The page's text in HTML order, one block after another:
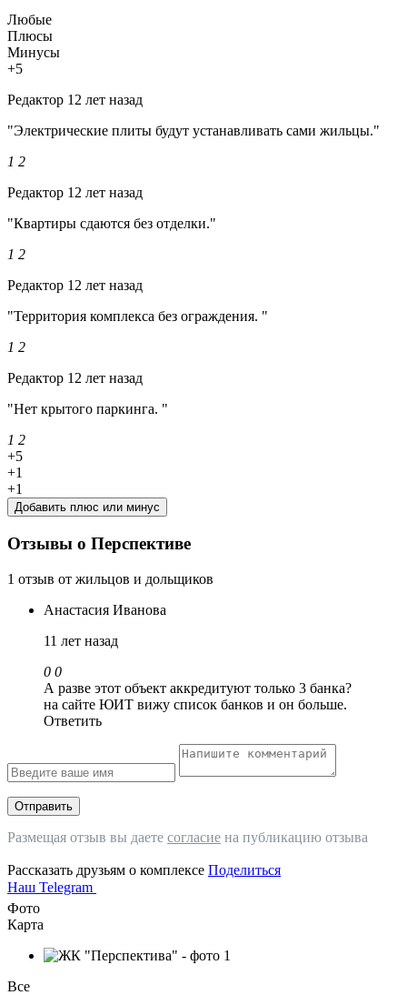
Любые
Плюсы
Минусы
+5
Редактор 12 лет назад
"Электрические плиты будут устанавливать сами жильцы."
1 2
Редактор 12 лет назад
"Квартиры сдаются без отделки."
1 2
Редактор 12 лет назад
"Территория комплекса без ограждения. "
1 2
Редактор 12 лет назад
"Нет крытого паркинга. "
1 2
+5
+1
+1
Добавить плюс или минус
Отзывы о Перспективе
1 отзыв от жильцов и дольщиков
Анастасия Иванова
11 лет назад
0 0
А разве этот объект аккредитуют только 3 банка?
на сайте ЮИТ вижу список банков и он больше.
Ответить
Отправить
Размещая отзыв вы даете согласие на публикацию отзыва
Рассказать друзьям о комплексе Поделиться
Наш Telegram
Фото
Карта
Все